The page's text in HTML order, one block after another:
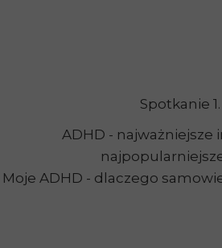
Spotkanie 1.
ADHD - najważniejsze
Moje ADHD - dlaczego